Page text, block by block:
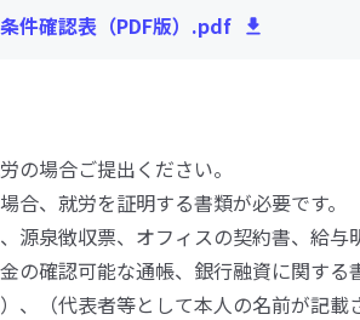
件確認表（PDF版）.pdf
の場合ご提出ください。
合、就労を証明する書類が必要です。
源泉徴収票、オフィスの契約書、給与
の確認可能な通帳、銀行融資に関する
、（代表者等として本人の名前が記載